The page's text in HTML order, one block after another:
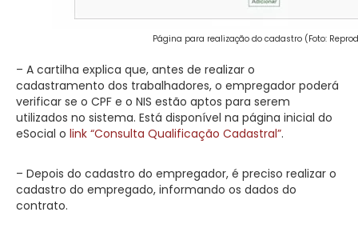
Página para realização do cadastro (Foto:
– A cartilha explica que, antes de realizar o
cadastramento dos trabalhadores, o empregador poderá
verificar se o CPF e o NIS estão aptos para serem
utilizados no sistema. Está disponível na página inicial do
eSocial o link “Consulta Qualificação Cadastral”.
– Depois do cadastro do empregador, é preciso realizar o
cadastro do empregado, informando os dados do
contrato.